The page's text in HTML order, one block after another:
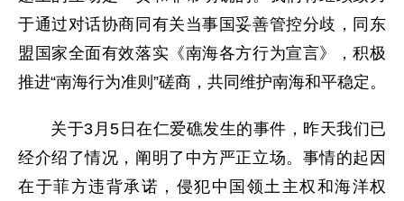
于通过对话协商同有关当事国妥善管控分歧，同东
盟国家全面有效落实《南海各方行为宣言》，积极
推进“南海行为准则”磋商，共同维护南海和平稳定。
关于3月5日在仁爱礁发生的事件，昨天我们已
经介绍了情况，阐明了中方严正立场。事情的起因
在于菲方违背承诺，侵犯中国领土主权和海洋权